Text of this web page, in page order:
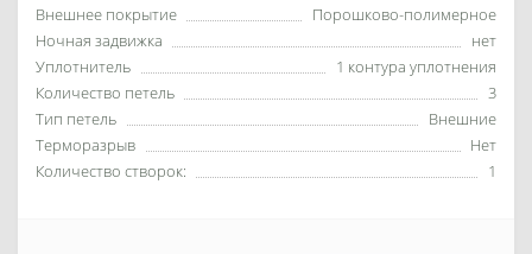
Внешнее покрытие
Порошково-полимерное
Ночная задвижка
нет
Уплотнитель
1 контура уплотнения
Количество петель
3
Тип петель
Внешние
Терморазрыв
Нет
Количество створок:
1